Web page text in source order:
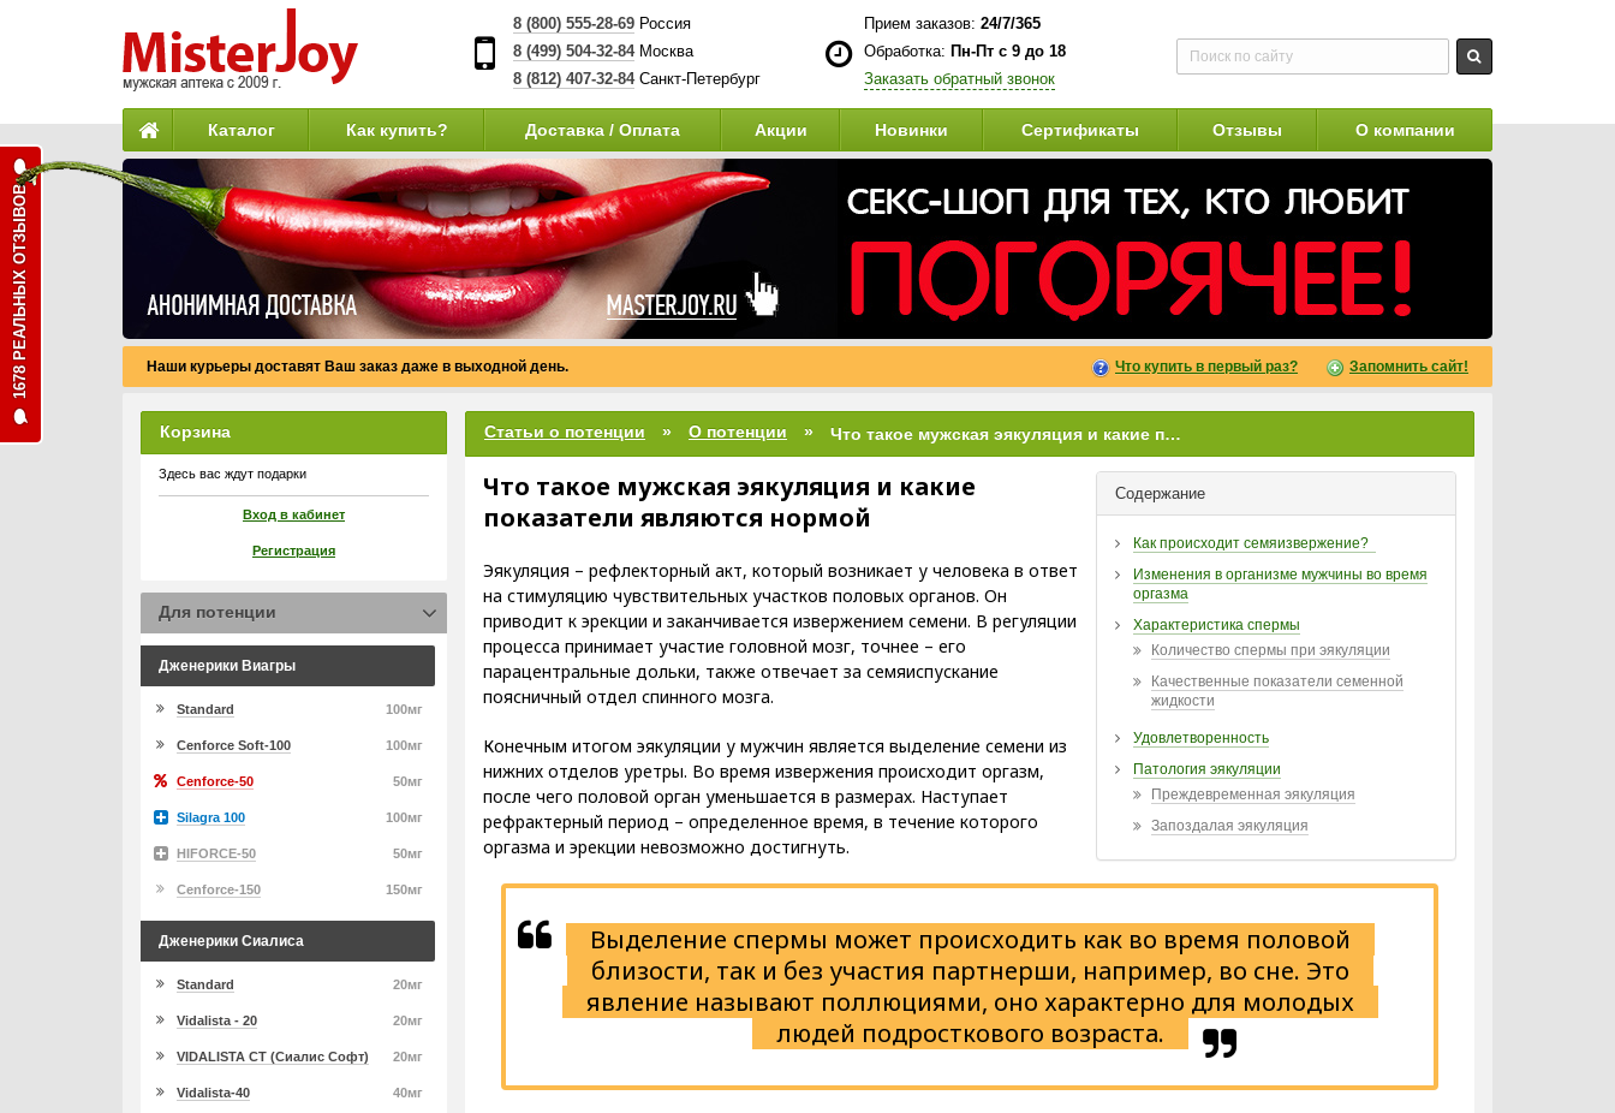
8 (800) 555-28-69Россия
8 (499) 504-32-84Москва
8 (812) 407-32-84 Санкт-Петербург
Прием заказов: 24/7/365
Обработка: Пн-Пт с 9 до 18
Заказать обратный звонок
Каталог Как купить? Доставка / Оплата Акции Новинки Сертификаты Отзывы О компании
Наши курьеры доставят Ваш заказ даже в выходной день. Что купить в первый раз? Запомнить сайт!
Статьи о потенции О потенции Что такое мужская эякуляция и какие показатели являются нормой
Содержание
Как происходит семяизвержение?
Изменения в организме мужчины во время
оргазма
Характеристика спермы
Количество спермы при эякуляции
Качественные показатели семенной
жидкости
Удовлетворенность
Патология эякуляции
Преждевременная эякуляция
Запоздалая эякуляция
Что такое мужская эякуляция и какие
показатели являются нормой
Эякуляция – рефлекторный акт, который возникает у человека в ответ
на стимуляцию чувствительных участков половых органов. Он
приводит к эрекции и заканчивается извержением семени. В регуляции
процесса принимает участие головной мозг, точнее – его
парацентральные дольки, также отвечает за семяиспускание
поясничный отдел спинного мозга.
Конечным итогом эякуляции у мужчин является выделение семени из
нижних отделов уретры. Во время извержения происходит оргазм,
после чего половой орган уменьшается в размерах. Наступает
рефрактерный период – определенное время, в течение которого
оргазма и эрекции невозможно достигнуть.
Выделение спермы может происходить как во время половой
близости, так и без участия партнерши, например, во сне. Это
явление называют поллюциями, оно характерно для молодых
людей подросткового возраста.
Корзина
Здесь вас ждут подарки
Вход в кабинет
Регистрация
Для потенции
Дженерики Виагры
100мг
Standard
100мг
Cenforce Soft-100
50мг
Cenforce-50
100мг
Silagra 100
50мг
HIFORCE-50
150мг
Cenforce-150
Дженерики Сиалиса
20мг
Standard
20мг
Vidalista - 20
20мг
VIDALISTA CT (Сиалис Софт)
40мг
Vidalista-40
1678 РЕАЛЬНЫХ ОТЗЫВОВ